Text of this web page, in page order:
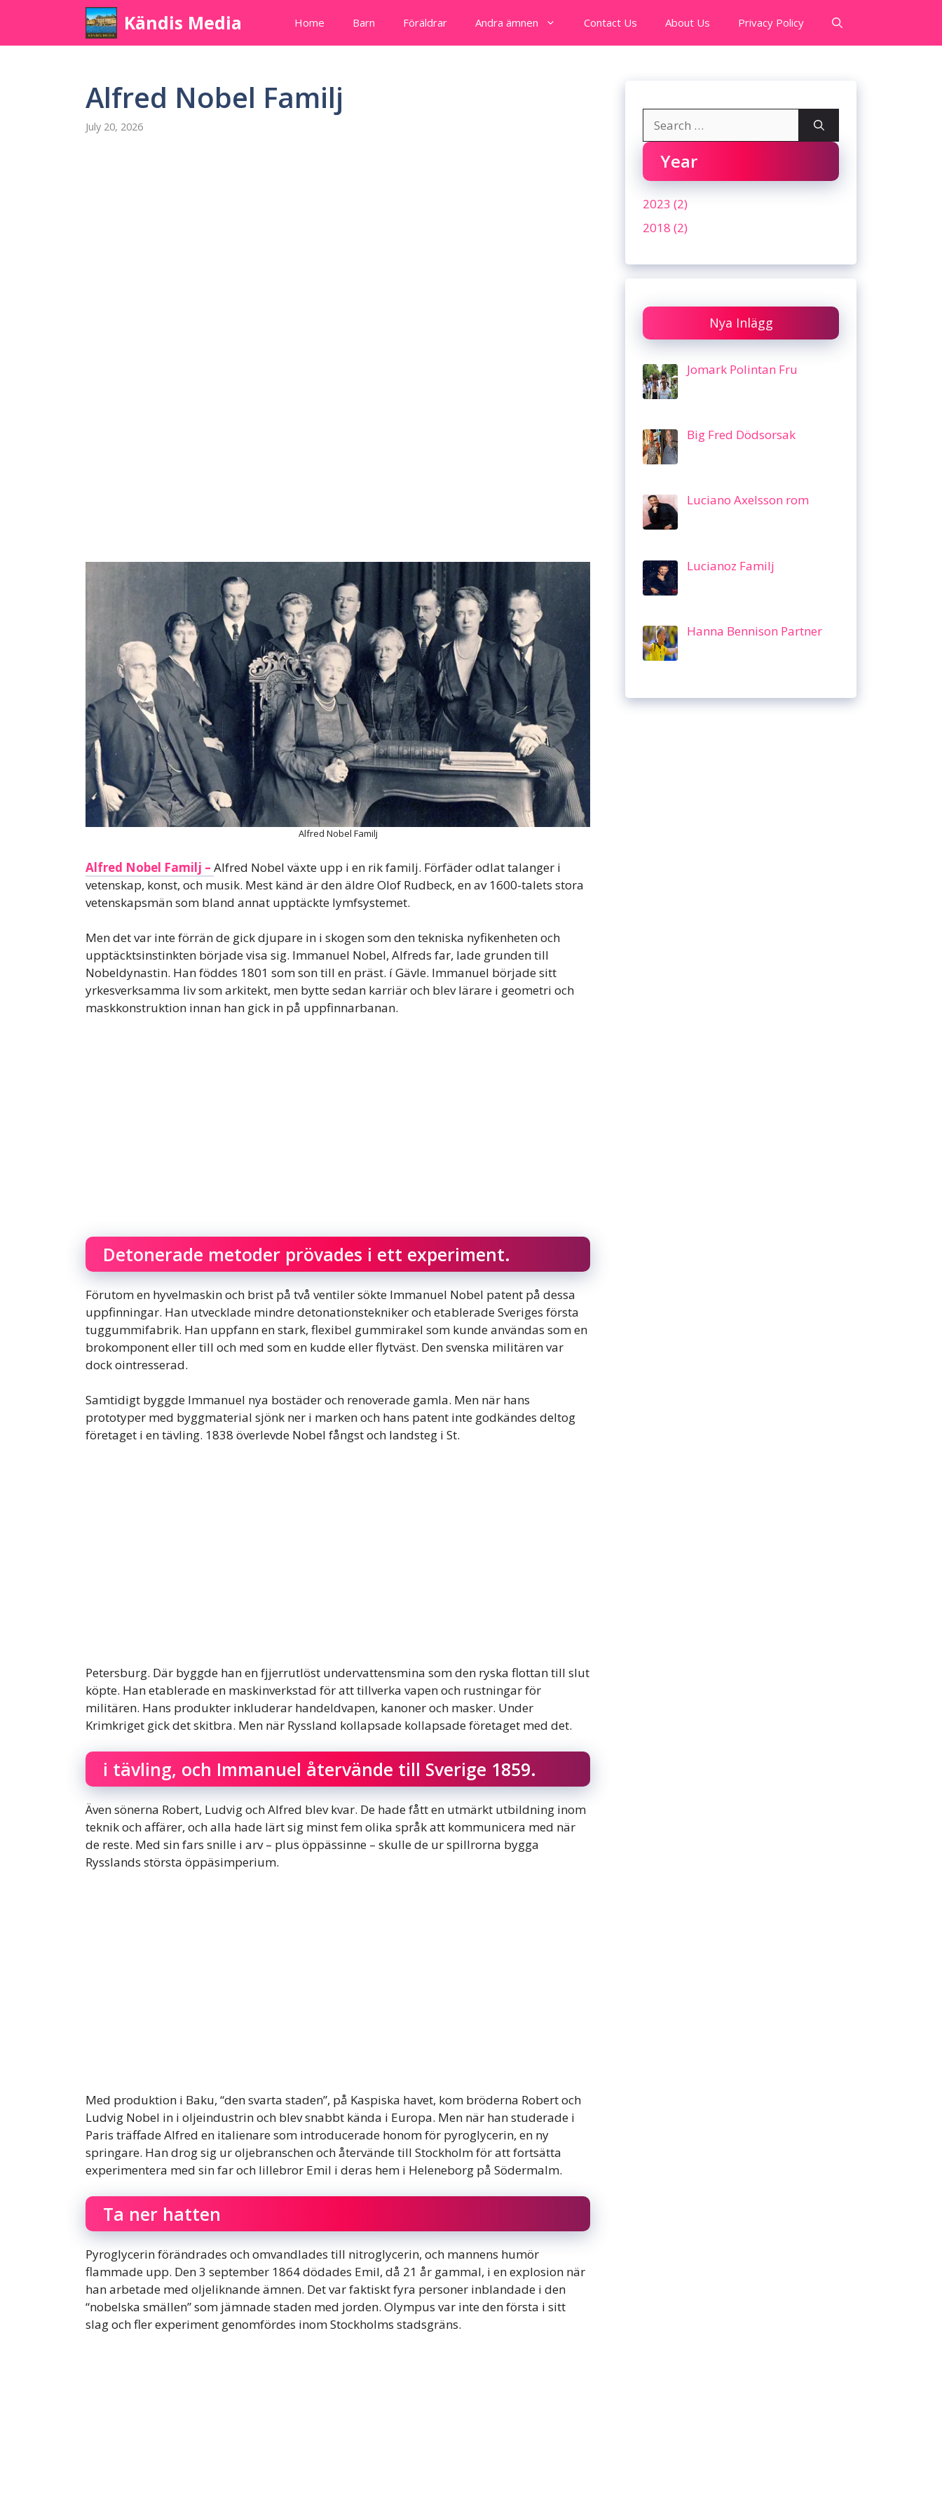
content
Kändis Media Home Barn Föräldrar Andra ämnen Contact Us About Us Privacy Policy
Alfred Nobel Familj
July 20, 2026
Alfred Nobel Familj
Alfred Nobel Familj – Alfred Nobel växte upp i en rik familj. Förfäder odlat talanger i
vetenskap, konst, och musik. Mest känd är den äldre Olof Rudbeck, en av 1600-talets stora
vetenskapsmän som bland annat upptäckte lymfsystemet.
Men det var inte förrän de gick djupare in i skogen som den tekniska nyfikenheten och
upptäcktsinstinkten började visa sig. Immanuel Nobel, Alfreds far, lade grunden till
Nobeldynastin. Han föddes 1801 som son till en präst. í Gävle. Immanuel började sitt
yrkesverksamma liv som arkitekt, men bytte sedan karriär och blev lärare i geometri och
maskkonstruktion innan han gick in på uppfinnarbanan.
Detonerade metoder prövades i ett experiment.
Förutom en hyvelmaskin och brist på två ventiler sökte Immanuel Nobel patent på dessa
uppfinningar. Han utvecklade mindre detonationstekniker och etablerade Sveriges första
tuggummifabrik. Han uppfann en stark, flexibel gummirakel som kunde användas som en
brokomponent eller till och med som en kudde eller flytväst. Den svenska militären var
dock ointresserad.
Samtidigt byggde Immanuel nya bostäder och renoverade gamla. Men när hans
prototyper med byggmaterial sjönk ner i marken och hans patent inte godkändes deltog
företaget i en tävling. 1838 överlevde Nobel fångst och landsteg i St.
Petersburg. Där byggde han en fjjerrutlöst undervattensmina som den ryska flottan till slut
köpte. Han etablerade en maskinverkstad för att tillverka vapen och rustningar för
militären. Hans produkter inkluderar handeldvapen, kanoner och masker. Under
Krimkriget gick det skitbra. Men när Ryssland kollapsade kollapsade företaget med det.
i tävling, och Immanuel återvände till Sverige 1859.
Även sönerna Robert, Ludvig och Alfred blev kvar. De hade fått en utmärkt utbildning inom
teknik och affärer, och alla hade lärt sig minst fem olika språk att kommunicera med när
de reste. Med sin fars snille i arv – plus öppässinne – skulle de ur spillrorna bygga
Rysslands största öppäsimperium.
Med produktion i Baku, “den svarta staden”, på Kaspiska havet, kom bröderna Robert och
Ludvig Nobel in i oljeindustrin och blev snabbt kända i Europa. Men när han studerade i
Paris träffade Alfred en italienare som introducerade honom för pyroglycerin, en ny
springare. Han drog sig ur oljebranschen och återvände till Stockholm för att fortsätta
experimentera med sin far och lillebror Emil i deras hem i Heleneborg på Södermalm.
Ta ner hatten
Pyroglycerin förändrades och omvandlades till nitroglycerin, och mannens humör
flammade upp. Den 3 september 1864 dödades Emil, då 21 år gammal, i en explosion när
han arbetade med oljeliknande ämnen. Det var faktiskt fyra personer inblandade i den
“nobelska smällen” som jämnade staden med jorden. Olympus var inte den första i sitt
slag och fler experiment genomfördes inom Stockholms stadsgräns.
for:
Year
2023 (2)
2018 (2)
Nya Inlägg
Jomark Polintan Fru
Big Fred Dödsorsak
Luciano Axelsson rom
Lucianoz Familj
Hanna Bennison Partner